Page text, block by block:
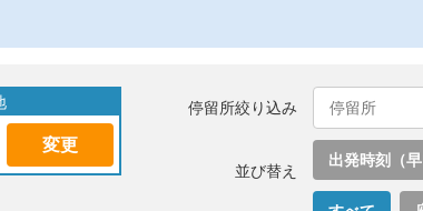
変更
停留所絞り込み
並び替え
出発時刻（早